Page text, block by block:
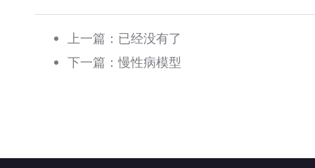
上一篇：已经没有了
下一篇：慢性病模型